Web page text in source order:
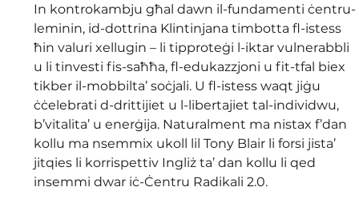
In kontrokambju għal dawn il-fundamenti ċentru-
leminin, id-dottrina Klintinjana timbotta fl-istess
ħin valuri xellugin – li tipproteġi l-iktar vulnerabbli
u li tinvesti fis-saħħa, fl-edukazzjoni u fit-tfal biex
tikber il-mobbilta’ soċjali. U fl-istess waqt jiġu
ċċelebrati d-drittijiet u l-libertajiet tal-individwu,
b’vitalita’ u enerġija. Naturalment ma nistax f’dan
kollu ma nsemmix ukoll lil Tony Blair li forsi jista’
jitqies li korrispettiv Ingliż ta’ dan kollu li qed
insemmi dwar iċ-Ċentru Radikali 2.0.